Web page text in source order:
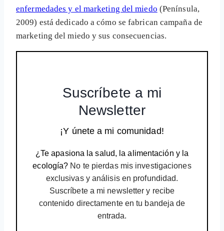
enfermedades y el marketing del miedo (Península,
2009) está dedicado a cómo se fabrican campaña de
marketing del miedo y sus consecuencias.
Suscríbete a mi
Newsletter
¡Y únete a mi comunidad!
¿Te apasiona la salud, la alimentación y la
ecología? No te pierdas mis investigaciones
exclusivas y análisis en profundidad.
Suscríbete a mi newsletter y recibe
contenido directamente en tu bandeja de
entrada.